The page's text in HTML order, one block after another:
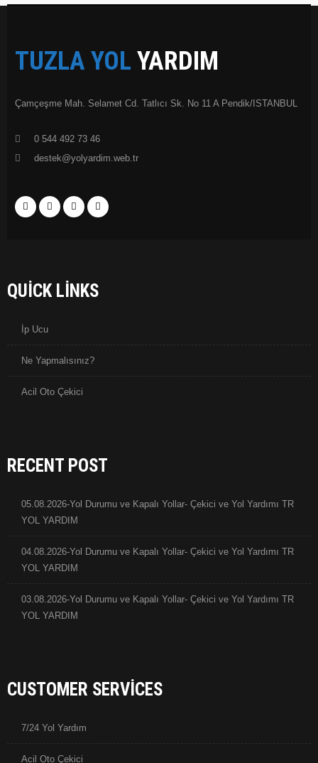
TUZLA YOL YARDIM
Çamçeşme Mah. Selamet Cd. Tatlıcı Sk. No 11 A Pendik/ISTANBUL
0 544 492 73 46
destek@yolyardim.web.tr
QUICK LINKS
İp Ucu
Ne Yapmalısınız?
Acil Oto Çekici
RECENT POST
05.08.2026-Yol Durumu ve Kapalı Yollar- Çekici ve Yol Yardımı TR
YOL YARDIM
04.08.2026-Yol Durumu ve Kapalı Yollar- Çekici ve Yol Yardımı TR
YOL YARDIM
03.08.2026-Yol Durumu ve Kapalı Yollar- Çekici ve Yol Yardımı TR
YOL YARDIM
CUSTOMER SERVICES
7/24 Yol Yardım
Acil Oto Çekici